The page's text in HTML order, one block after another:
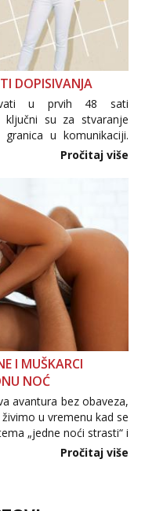
DOPISIVANJA
u prvih 48 sati
ključni su za stvaranje
u komunikaciji.
osobnih ili intimnih
još nije zaslužila to
Pročitaj više
I MUŠKARCI
NOĆ
avantura bez obaveza,
u vremenu kad se
„jedne noći strasti“ i
misle žene, a što
Pročitaj više